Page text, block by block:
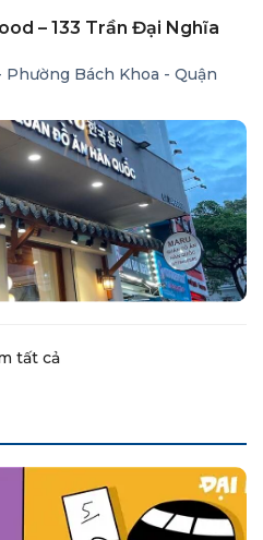
– 133 Trần Đại Nghĩa
Phường Bách Khoa - Quận
tất cả